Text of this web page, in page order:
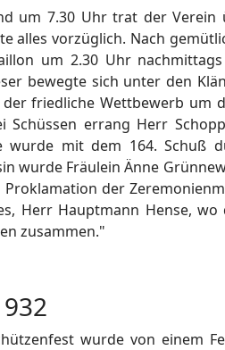
um 7.30 Uhr trat der Verein
alles vorzüglich. Nach
um 2.30 Uhr
bewegte sich unter den
friedliche Wettbewerb um
Schüssen errang Herr
wurde mit dem 164. Schuß
wurde Fräulein Änne
der
Herr Hauptmann Hense,
zusammen."
wurde von einem